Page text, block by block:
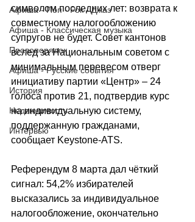
Афиша - Поп - Рок - Джаз
Афиша - Классическая музыка
Правопорядок
Афиша - Русские события
История
Недвижимость
Интервью
символом последних лет: возврата к
совместному налогообложению
супругов не будет. Совет кантонов
вслед за Национальным советом с
минимальным перевесом отверг
инициативу партии «Центр» – 24
голоса против 21, подтвердив курс
на индивидуальную систему,
поддержанную гражданами,
сообщает Keystone-ATS.
Референдум 8 марта дал чёткий
сигнал: 54,2% избирателей
высказались за индивидуальное
налогообложение, окончательно